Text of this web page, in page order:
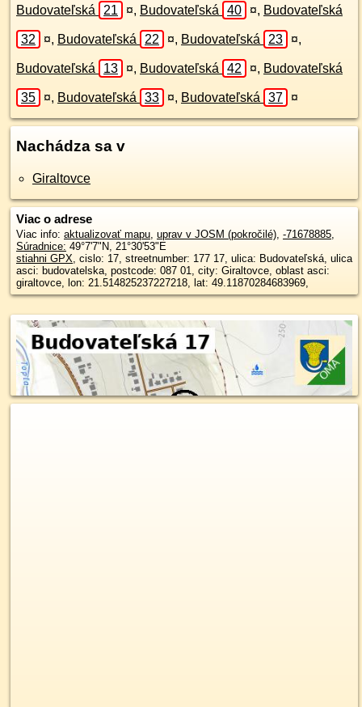
Budovateľská 21 ¤, Budovateľská 40 ¤, Budovateľská
32 ¤, Budovateľská 22 ¤, Budovateľská 23 ¤,
Budovateľská 13 ¤, Budovateľská 42 ¤, Budovateľská
35 ¤, Budovateľská 33 ¤, Budovateľská 37 ¤
Nachádza sa v
Giraltovce
Viac o adrese
Viac info: aktualizovať mapu, uprav v JOSM (pokročilé), -71678885,
Súradnice: 49°7'7"N, 21°30'53"E
stiahni GPX, cislo: 17, streetnumber: 177 17, ulica: Budovateľská, ulica
asci: budovatelska, postcode: 087 01, city: Giraltovce, oblast asci:
giraltovce, lon: 21.514825237227218, lat: 49.11870284683969,